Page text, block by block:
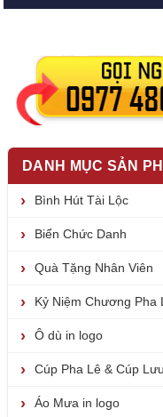
DANH MỤC SẢN
Bình Hút Tài Lộc
Biển Chức Danh
Quà Tặng Nhân Viên
Kỷ Niệm Chương Pha
Ô dù in logo
Cúp Pha Lê & Cúp
Áo Mưa in logo